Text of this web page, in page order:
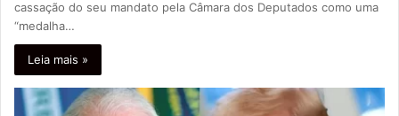
cassação do seu mandato pela Câmara dos Deputados como uma
“medalha…
Leia mais »